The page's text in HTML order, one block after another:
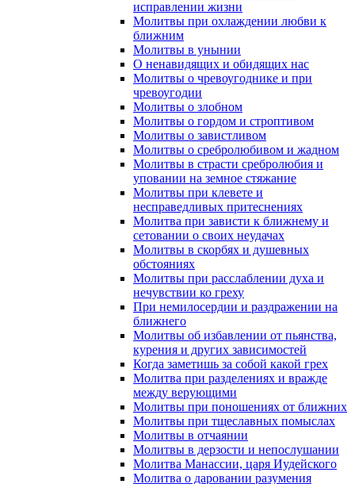
исправлении жизни
Молитвы при охлаждении любви к
ближним
Молитвы в унынии
О ненавидящих и обидящих нас
Молитвы о чревоугоднике и при
чревоугодии
Молитвы о злобном
Молитвы о гордом и строптивом
Молитвы о завистливом
Молитвы о сребролюбивом и жадном
Молитвы в страсти сребролюбия и
уповании на земное стяжание
Молитвы при клевете и
несправедливых притеснениях
Молитва при зависти к ближнему и
сетовании о своих неудачах
Молитвы в скорбях и душевных
обстояниях
Молитвы при расслаблении духа и
нечувствии ко греху
При немилосердии и раздражении на
ближнего
Молитвы об избавлении от пьянства,
курения и других зависимостей
Когда заметишь за собой какой грех
Молитва при разделениях и вражде
между верующими
Молитвы при поношениях от ближних
Молитвы при тщеславных помыслах
Молитвы в отчаянии
Молитвы в дерзости и непослушании
Молитва Манассии, царя Иудейского
Молитва о даровании разумения